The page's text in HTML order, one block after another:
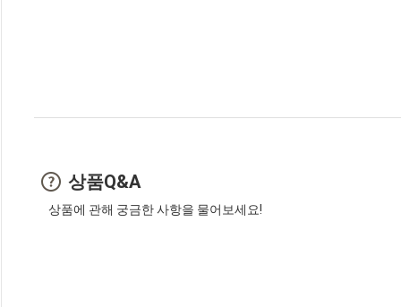
상품Q&A
상품에 관해 궁금한 사항을 물어보세요!